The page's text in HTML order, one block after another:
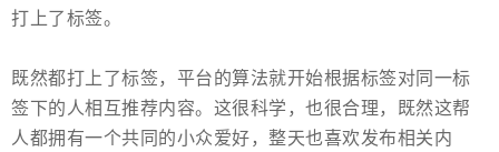
打上了标签。
既然都打上了标签，平台的算法就开始根据标签对同一标
签下的人相互推荐内容。这很科学，也很合理，既然这帮
人都拥有一个共同的小众爱好，整天也喜欢发布相关内